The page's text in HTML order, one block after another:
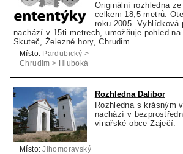
Originální rozhledna
celkem 18,5 metrů.
roku 2005. Vyhlídková
nachází v 15ti metrech, umožňuje pohled na
Skuteč, Železné hory, Chrudim...
Místo: Pardubický >
Chrudim > Hluboká
Rozhledna Dalibor
Rozhledna s krásným
nachází v
vinařské obce Zaječí.
Místo: Jihomoravský